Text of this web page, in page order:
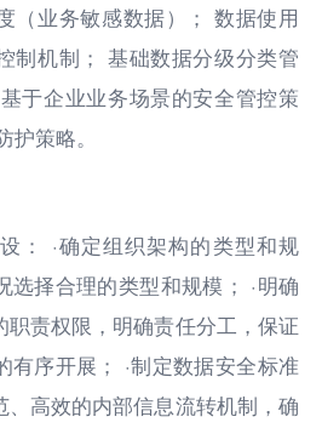
（业务敏感数据）； 数据使用
制机制； 基础数据分级分类管
于企业业务场景的安全管控策
策略。
： ·确定组织架构的类型和规
选择合理的类型和规模； ·明确
责权限，明确责任分工，保证
有序开展； ·制定数据安全标准
高效的内部信息流转机制，确